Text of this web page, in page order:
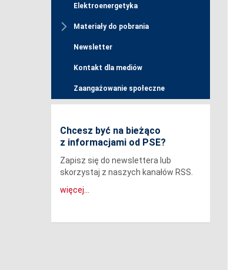
Elektroenergetyka
Materiały do pobrania
Newsletter
Kontakt dla mediów
Zaangażowanie społeczne
Chcesz być na bieżąco
z informacjami od PSE?
Zapisz się do newslettera lub
skorzystaj z naszych kanałów RSS.
więcej...